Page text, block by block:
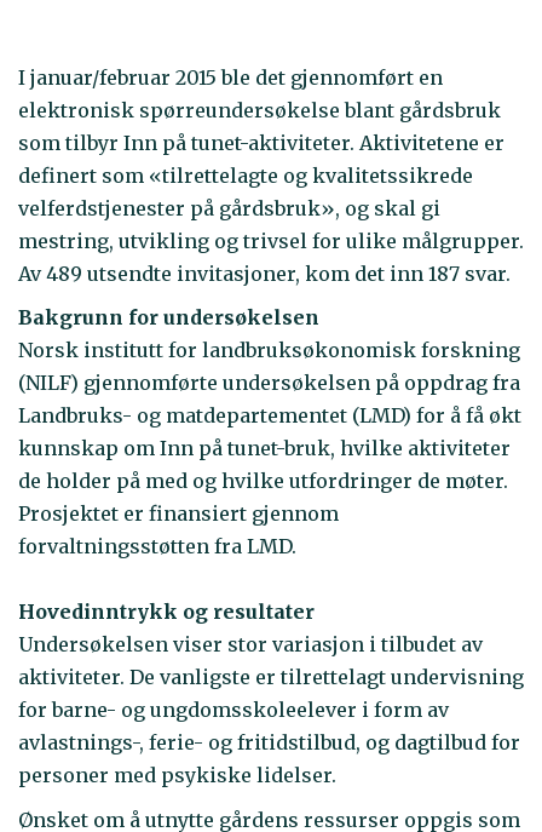
I januar/februar 2015 ble det gjennomført en
elektronisk spørreundersøkelse blant gårdsbruk
som tilbyr Inn på tunet-aktiviteter. Aktivitetene er
definert som «tilrettelagte og kvalitetssikrede
velferdstjenester på gårdsbruk», og skal gi
mestring, utvikling og trivsel for ulike målgrupper.
Av 489 utsendte invitasjoner, kom det inn 187 svar.
Bakgrunn for undersøkelsen
Norsk institutt for landbruksøkonomisk forskning
(NILF) gjennomførte undersøkelsen på oppdrag fra
Landbruks- og matdepartementet (LMD) for å få økt
kunnskap om Inn på tunet-bruk, hvilke aktiviteter
de holder på med og hvilke utfordringer de møter.
Prosjektet er finansiert gjennom
forvaltningsstøtten fra LMD.
Hovedinntrykk og resultater
Undersøkelsen viser stor variasjon i tilbudet av
aktiviteter. De vanligste er tilrettelagt undervisning
for barne- og ungdomsskoleelever i form av
avlastnings-, ferie- og fritidstilbud, og dagtilbud for
personer med psykiske lidelser.
Ønsket om å utnytte gårdens ressurser oppgis som